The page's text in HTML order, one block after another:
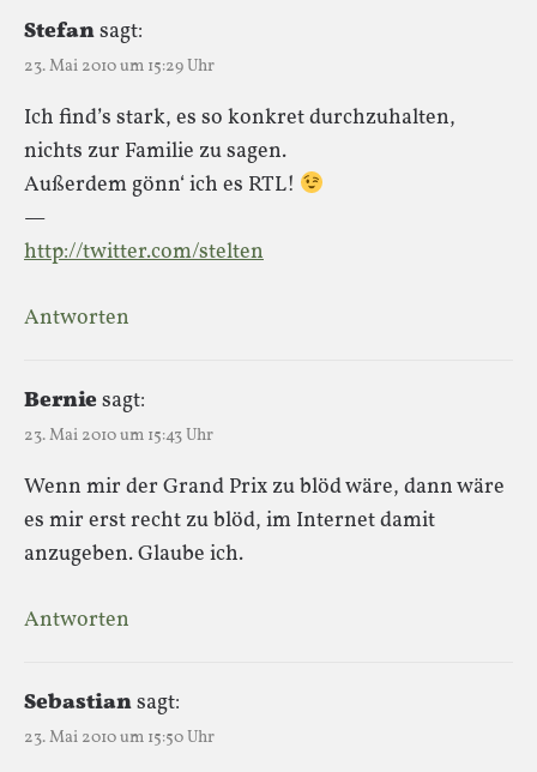
Stefansagt:
23. Mai 2010 um 15:29 Uhr
Ich find’s stark, es so konkret durchzuhalten,
nichts zur Familie zu sagen.
Außerdem gönn‘ ich es RTL!
—
http://twitter.com/stelten
Antworten
Berniesagt:
23. Mai 2010 um 15:43 Uhr
Wenn mir der Grand Prix zu blöd wäre, dann wäre
es mir erst recht zu blöd, im Internet damit
anzugeben. Glaube ich.
Antworten
Sebastiansagt:
23. Mai 2010 um 15:50 Uhr